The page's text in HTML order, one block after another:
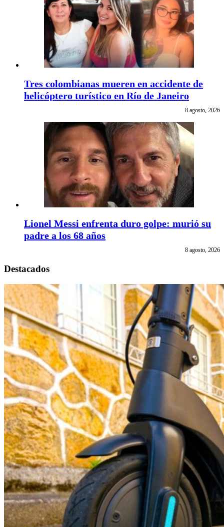
Tres colombianas mueren en accidente de
helicóptero turístico en Río de Janeiro
8 agosto, 2026
Lionel Messi enfrenta duro golpe: murió su
padre a los 68 años
8 agosto, 2026
Destacados